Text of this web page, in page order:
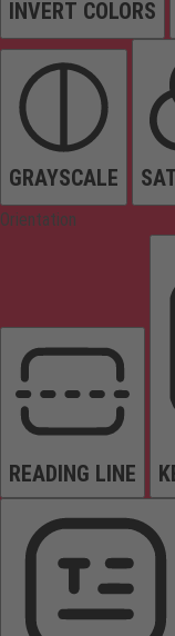
INVERT COLORS
GRAYSCALE
Orientation
READING LINE